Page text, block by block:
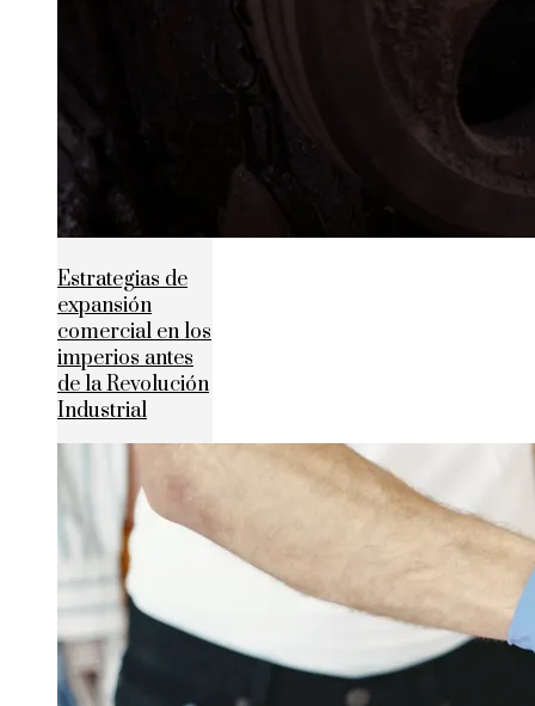
Estrategias de
expansión
comercial en los
imperios antes
de la Revolución
Industrial